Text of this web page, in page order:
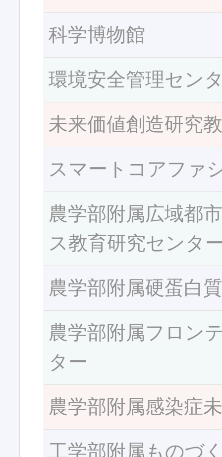
科学博物館
環境安全管理セン
未来価値創造研究
スマートコアファ
農学部附属広域都
ス教育研究センタ
農学部附属硬蛋白
農学部附属フロン
ター
農学部附属感染症
工学部附属ものづ